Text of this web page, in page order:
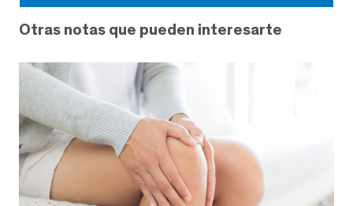
Otras notas que pueden interesarte